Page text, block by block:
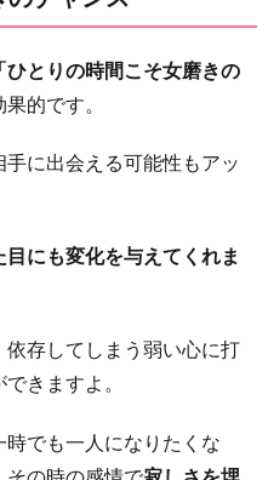
「ひとりの時間こそ女磨きの
的です。
に出会える可能性もアッ
にも変化を与えてくれま
存してしまう弱い心に打
きますよ。
でも一人になりたくな